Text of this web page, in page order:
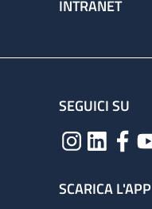
INTRANET
SEGUICI SU
SCARICA L'APP